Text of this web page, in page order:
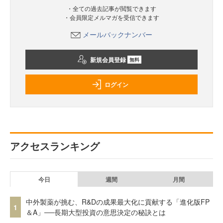
・全ての過去記事が閲覧できます
・会員限定メルマガを受信できます
メールバックナンバー
新規会員登録 無料
ログイン
アクセスランキング
今日 週間 月間
1
中外製薬が挑む、R&Dの成果最大化に貢献する「進化版FP
＆A」──長期大型投資の意思決定の秘訣とは